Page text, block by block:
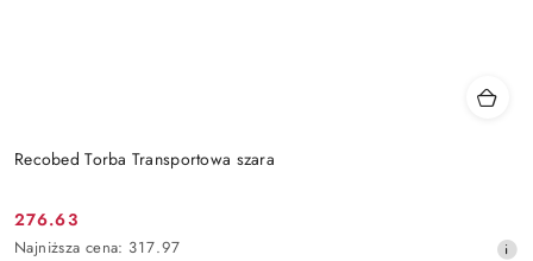
Recobed Torba Transportowa szara
Cena
276.63
Najniższa
Najniższa cena: 317.97